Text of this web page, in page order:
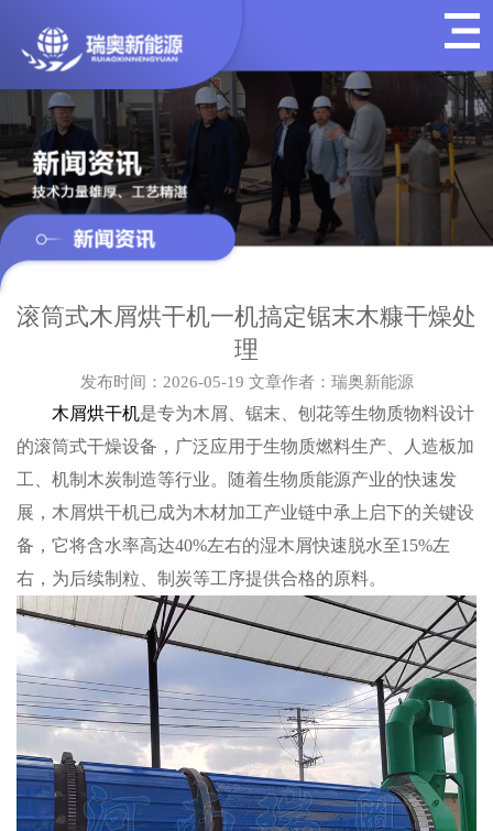
滚筒式木屑烘干机一机搞定锯末木糠干燥处
理
发布时间：2026-05-19 文章作者：瑞奥新能源
木屑烘干机是专为木屑、锯末、刨花等生物质物料设计
的滚筒式干燥设备，广泛应用于生物质燃料生产、人造板加
工、机制木炭制造等行业。随着生物质能源产业的快速发
展，木屑烘干机已成为木材加工产业链中承上启下的关键设
备，它将含水率高达40%左右的湿木屑快速脱水至15%左
右，为后续制粒、制炭等工序提供合格的原料。